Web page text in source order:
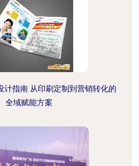
计指南 从印刷定制到营销转化的
全域赋能方案